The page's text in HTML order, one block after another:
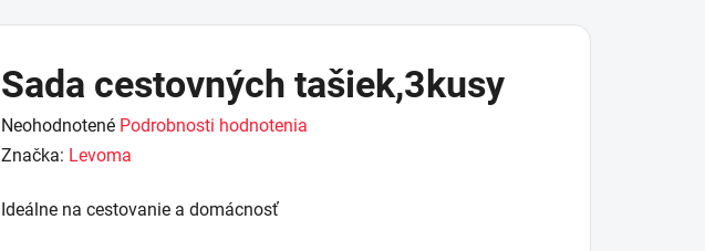
Sada cestovných tašiek,3kusy
Priemerné
hodnotenie
je
Neohodnotené Podrobnosti hodnotenia
Značka: Levoma
Ideálne na cestovanie a domácnosť